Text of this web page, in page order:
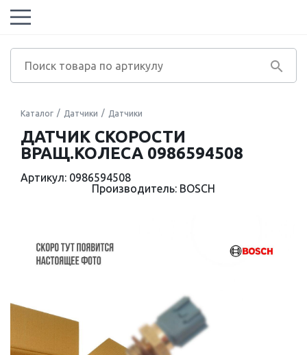
Каталог Датчики Датчики
ДАТЧИК СКОРОСТИ
ВРАЩ.КОЛЕСА 0986594508
Артикул: 0986594508
Производитель: BOSCH